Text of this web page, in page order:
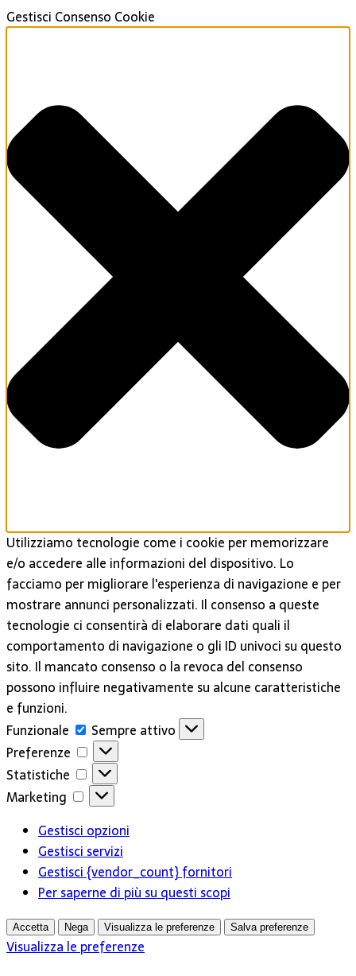
Gestisci Consenso Cookie
Utilizziamo tecnologie come i cookie per memorizzare
e/o accedere alle informazioni del dispositivo. Lo
facciamo per migliorare l'esperienza di navigazione e per
mostrare annunci personalizzati. Il consenso a queste
tecnologie ci consentirà di elaborare dati quali il
comportamento di navigazione o gli ID univoci su questo
sito. Il mancato consenso o la revoca del consenso
possono influire negativamente su alcune caratteristiche
e funzioni.
Funzionale
Funzionale
Sempre attivo
Preferenze
Preferenze
Statistiche
Statistiche
Marketing
Marketing
Gestisci opzioni
Gestisci servizi
Gestisci {vendor_count} fornitori
Per saperne di più su questi scopi
Accetta Nega Visualizza le preferenze Salva preferenze
Visualizza le preferenze